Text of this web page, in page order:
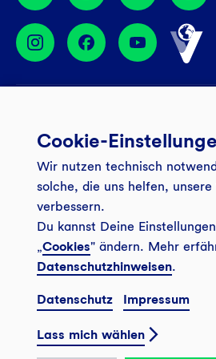
Banking App
Service
Onlinebanking Login
Sicheres Banking
FAQ
Kontakt
Newsletter
Unsere Angebote
Girokonto
Mitgliederkonto
Tagesgeldkonto
Finanzieren
Investieren
Wo wirkt die GLS?
Weitersagen
Veranstaltungen
Filiale finden
Presse
Kundenmagazin Bankspiegel
Sozial-ökologisch seit
© 2026 GLS Gemeinschaftsbank eG
Vertrag
Cookie-
Wir nutzen technisch
solche, die uns helfen, unsere
verbessern.
Du kannst Deine
„Cookies" ändern. Mehr
Datenschutzhinweisen.
Datenschutz Impressum
Lass mich wählen